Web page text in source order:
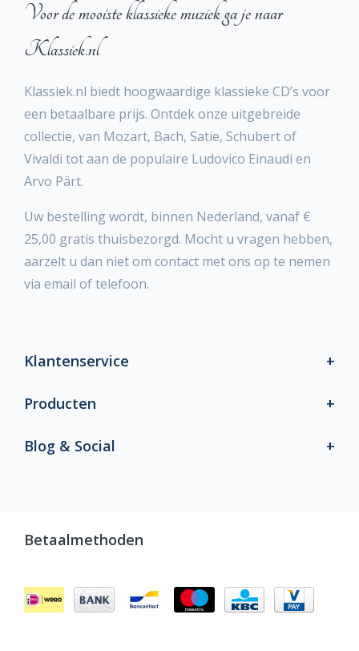
Voor de mooiste klassieke muziek ga je naar
Klassiek.nl
Klassiek.nl biedt hoogwaardige klassieke CD’s voor
een betaalbare prijs. Ontdek onze uitgebreide
collectie, van Mozart, Bach, Satie, Schubert of
Vivaldi tot aan de populaire Ludovico Einaudi en
Arvo Pärt.
Uw bestelling wordt, binnen Nederland, vanaf €
25,00 gratis thuisbezorgd. Mocht u vragen hebben,
aarzelt u dan niet om contact met ons op te nemen
via email of telefoon.
Klantenservice
Producten
Blog & Social
Betaalmethoden